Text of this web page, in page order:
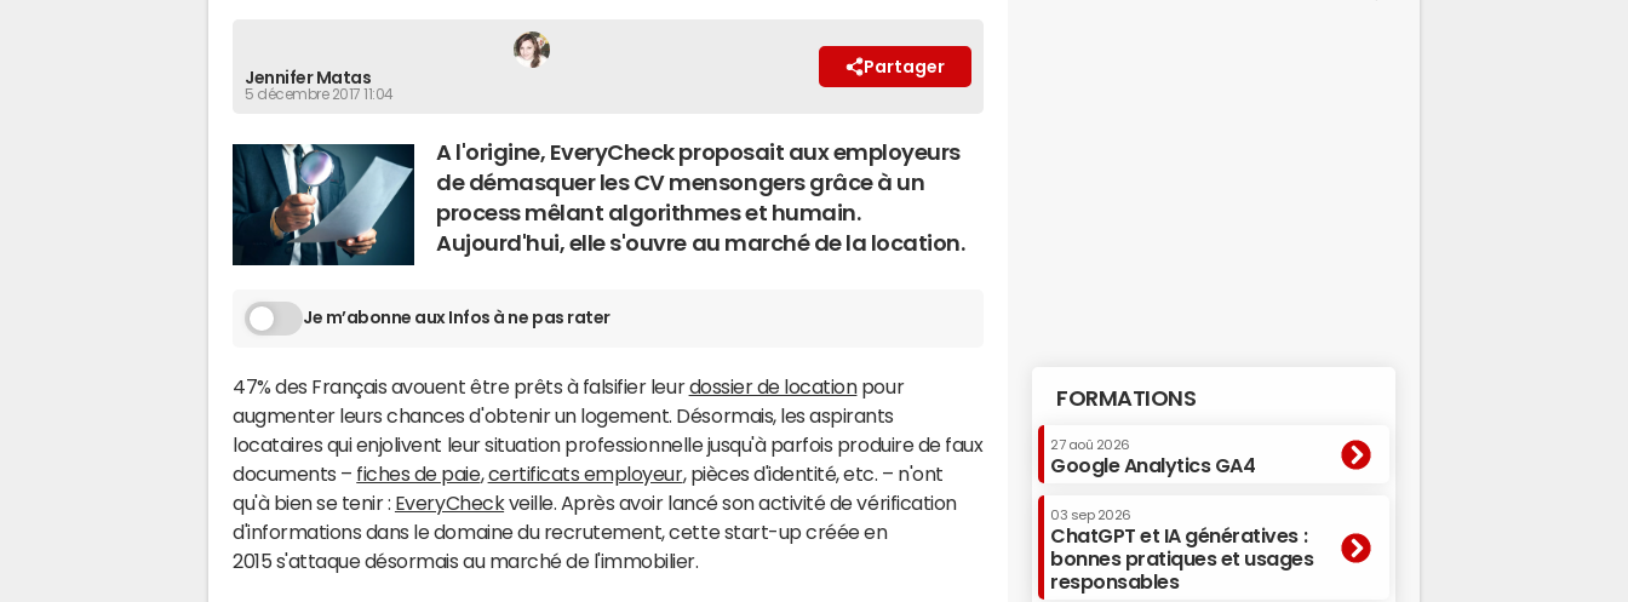
Jennifer Matas
5 décembre 2017 11:04
Partager
A l'origine, EveryCheck proposait aux employeurs
de démasquer les CV mensongers grâce à un
process mêlant algorithmes et humain.
Aujourd'hui, elle s'ouvre au marché de la location.
Je m’abonne aux Infos à ne pas rater
47% des Français avouent être prêts à falsifier leurdossier de locationpour
augmenter leurs chances d'obtenir un logement. Désormais, les aspirants
locataires qui enjolivent leur situation professionnelle jusqu'à parfois produire de faux
documents – fiches de paie,certificats employeur, pièces d'identité, etc. – n'ont
qu'à bien se tenir : EveryCheckveille. Après avoir lancé son activité de vérification
d'informations dans le domaine du recrutement, cette start-up créée en
2015 s'attaque désormais au marché de l'immobilier.
FORMATIONS
27 aoû 2026
Google Analytics GA4
03 sep 2026
ChatGPT et IA génératives :
bonnes pratiques et usages
responsables